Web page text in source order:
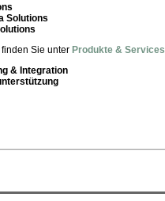
Solutions
Sie unter Produkte & Services
& Integration